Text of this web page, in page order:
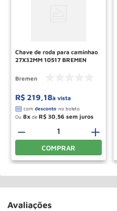
Chave de roda para caminhao
27X32MM 10517 BREMEN
Bremen
R$ 219,18à vista
Ou 8 de R$ 30,56
＋
－
COMPRAR
Avaliações